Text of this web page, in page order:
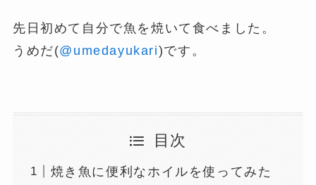
先日初めて自分で魚を焼いて食べました。
うめだ(@umedayukari)です。
目次
焼き魚に便利なホイルを使ってみた